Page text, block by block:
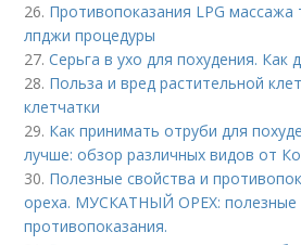
26. Противопоказания LPG массажа
лпджи процедуры
27.Серьга в ухо для похудения. Как
28. Польза и вред растительной
клетчатки
29. Как принимать отруби для
лучше: обзор различных видов от
30. Полезные свойства и
ореха. МУСКАТНЫЙ ОРЕХ: полезные
противопоказания.